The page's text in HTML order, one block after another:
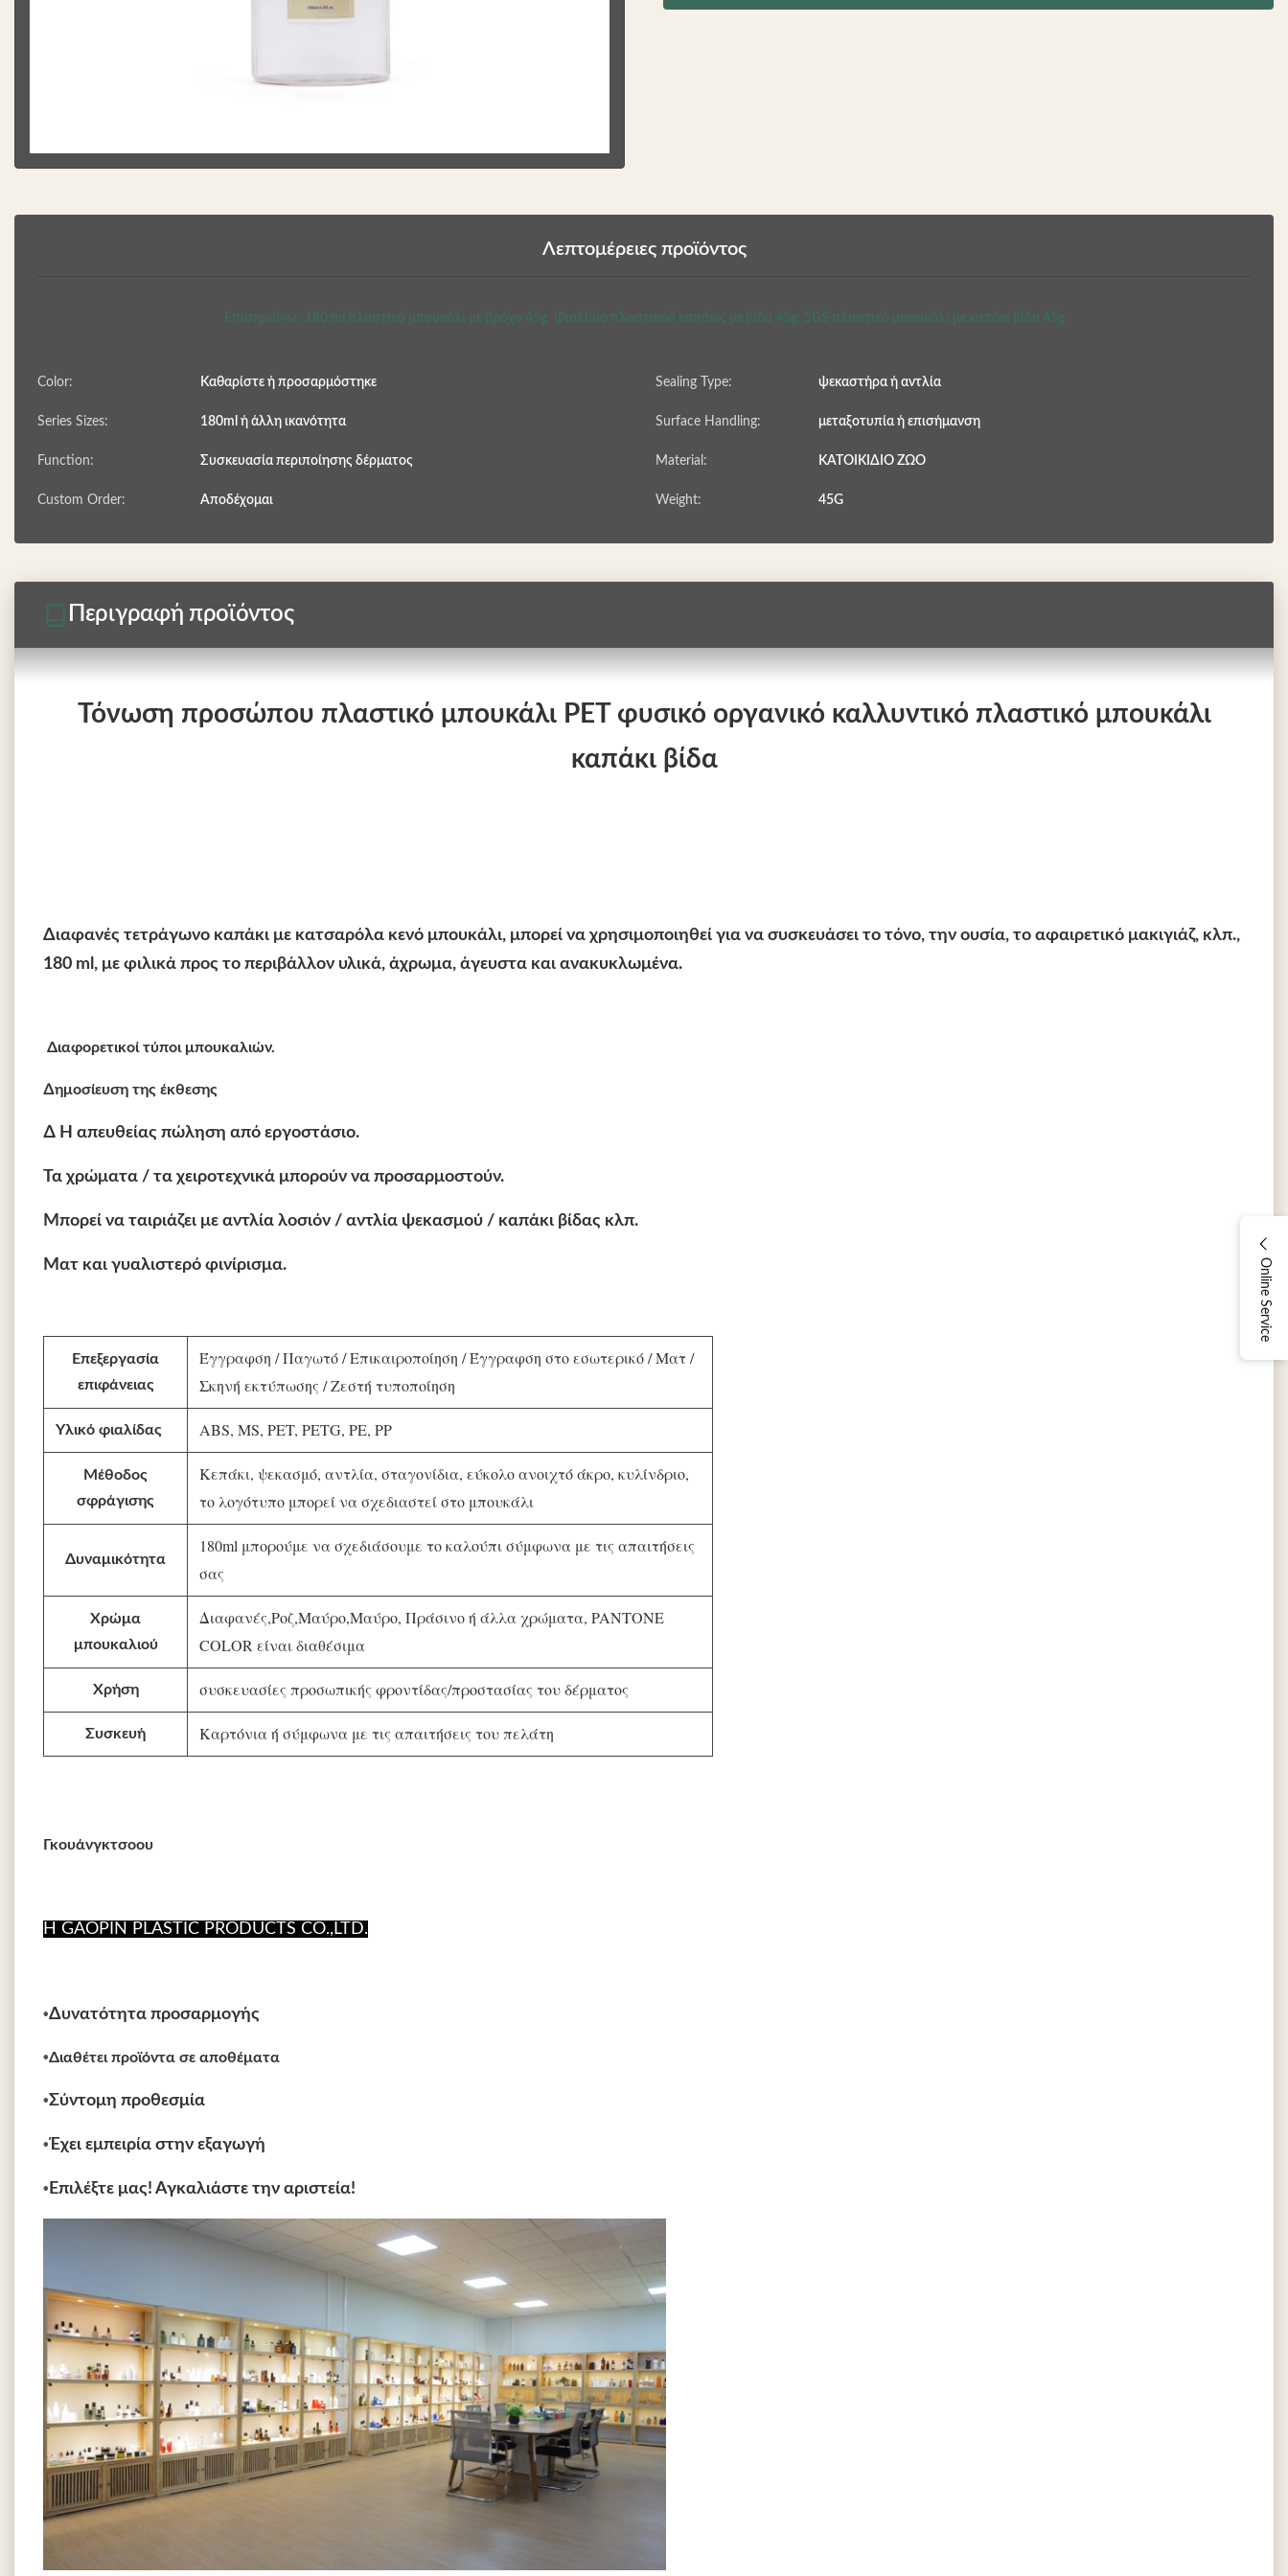
Online Service
Λεπτομέρειες προϊόντος
Επισημαίνω: 180 ml πλαστικό μπουκάλι με βρόχο 45g, Φιαλίδιο πλαστικού καπάκις με βίδα 45g, SGS πλαστικό μπουκάλι με καπάκι βίδα 45g
Color: Καθαρίστε ή προσαρμόστηκε Sealing Type: ψεκαστήρα ή αντλία
Series Sizes: 180ml ή άλλη ικανότητα Surface Handling: μεταξοτυπία ή επισήμανση
Function: Συσκευασία περιποίησης δέρματος Material: ΚΑΤΟΙΚΙΔΙΟ ΖΩΟ
Custom Order: Αποδέχομαι Weight: 45G
Περιγραφή προϊόντος
Τόνωση προσώπου πλαστικό μπουκάλι PET φυσικό οργανικό καλλυντικό πλαστικό μπουκάλι
καπάκι βίδα
Διαφανές τετράγωνο καπάκι με κατσαρόλα κενό μπουκάλι, μπορεί να χρησιμοποιηθεί για να συσκευάσει το τόνο, την ουσία, το αφαιρετικό μακιγιάζ, κλπ.,
180 ml, με φιλικά προς το περιβάλλον υλικά, άχρωμα, άγευστα και ανακυκλωμένα.
️ Διαφορετικοί τύποι μπουκαλιών.
∆ημοσίευση της έκθεσης
∆ Η απευθείας πώληση από εργοστάσιο.
Τα χρώματα / τα χειροτεχνικά μπορούν να προσαρμοστούν.
Μπορεί να ταιριάζει με αντλία λοσιόν / αντλία ψεκασμού / καπάκι βίδας κλπ.
Ματ και γυαλιστερό φινίρισμα.
Επεξεργασία
επιφάνειας
Έγγραφση / Παγωτό / Επικαιροποίηση / Έγγραφση στο εσωτερικό / Ματ /
Σκηνή εκτύπωσης / Ζεστή τυποποίηση
Υλικό φιαλίδας ABS, MS, PET, PETG, PE, PP
Μέθοδος
σφράγισης
Κεπάκι, ψεκασμό, αντλία, σταγονίδια, εύκολο ανοιχτό άκρο, κυλίνδριο,
το λογότυπο μπορεί να σχεδιαστεί στο μπουκάλι
Δυναμικότητα
180ml μπορούμε να σχεδιάσουμε το καλούπι σύμφωνα με τις απαιτήσεις
σας
Χρώμα
μπουκαλιού
Διαφανές,Ροζ,Μαύρο,Μαύρο, Πράσινο ή άλλα χρώματα, PANTONE
COLOR είναι διαθέσιμα
Χρήση συσκευασίες προσωπικής φροντίδας/προστασίας του δέρματος
Συσκευή Καρτόνια ή σύμφωνα με τις απαιτήσεις του πελάτη
Γκουάνγκτσοου
Η GAOPIN PLASTIC PRODUCTS CO.,LTD.
•Δυνατότητα προσαρμογής
•Διαθέτει προϊόντα σε αποθέματα
•Σύντομη προθεσμία
•Έχει εμπειρία στην εξαγωγή
• Επιλέξτε μας! Αγκαλιάστε την αριστεία!